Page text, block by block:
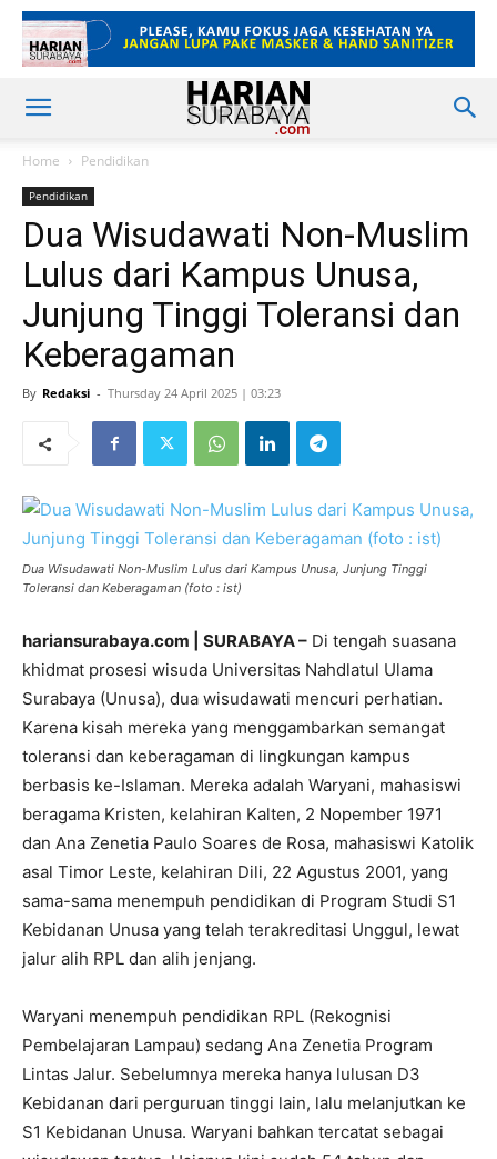
Home Pendidikan
Pendidikan
Dua Wisudawati Non-Muslim
Lulus dari Kampus Unusa,
Junjung Tinggi Toleransi dan
Keberagaman
By Redaksi - Thursday 24 April 2025 | 03:23
Dua Wisudawati Non-Muslim Lulus dari Kampus Unusa, Junjung Tinggi
Toleransi dan Keberagaman (foto : ist)
hariansurabaya.com | SURABAYA – Di tengah suasana
khidmat prosesi wisuda Universitas Nahdlatul Ulama
Surabaya (Unusa), dua wisudawati mencuri perhatian.
Karena kisah mereka yang menggambarkan semangat
toleransi dan keberagaman di lingkungan kampus
berbasis ke-Islaman. Mereka adalah Waryani, mahasiswi
beragama Kristen, kelahiran Kalten, 2 Nopember 1971
dan Ana Zenetia Paulo Soares de Rosa, mahasiswi Katolik
asal Timor Leste, kelahiran Dili, 22 Agustus 2001, yang
sama-sama menempuh pendidikan di Program Studi S1
Kebidanan Unusa yang telah terakreditasi Unggul, lewat
jalur alih RPL dan alih jenjang.
Waryani menempuh pendidikan RPL (Rekognisi
Pembelajaran Lampau) sedang Ana Zenetia Program
Lintas Jalur. Sebelumnya mereka hanya lulusan D3
Kebidanan dari perguruan tinggi lain, lalu melanjutkan ke
S1 Kebidanan Unusa. Waryani bahkan tercatat sebagai